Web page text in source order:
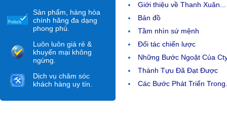
Sản phẩm, hàng hóa
chính hãng đa dạng
phong phú.
Luôn luôn giá rẻ &
khuyến mại không
ngừng.
Dịch vụ chăm sóc
khách hàng uy tín.
Giới thiệu về Thanh Xuân...
Bản đồ
Tầm nhìn sứ mệnh
Đối tác chiến lược
Những Bước Ngoặt Của
Thành Tựu Đã Đạt Được
Các Bước Phát Triển